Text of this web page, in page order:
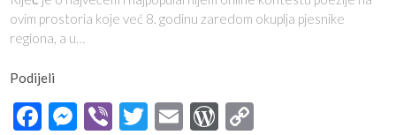
ovim prostoria koje već 8. godinu zaredom okuplja pjesnike
regiona, a u…
Podijeli
Facebook
Messenger
ViberTwitter
EmailWordPress